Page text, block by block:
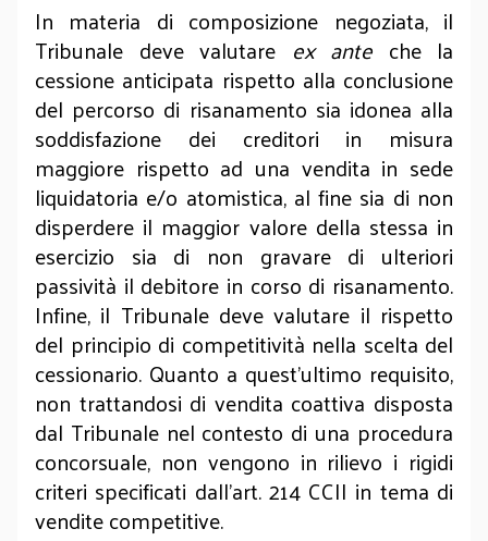
In materia di composizione negoziata, il
Tribunale deve valutare ex ante che la
cessione anticipata rispetto alla conclusione
del percorso di risanamento sia idonea alla
soddisfazione dei creditori in misura
maggiore rispetto ad una vendita in sede
liquidatoria e/o atomistica, al fine sia di non
disperdere il maggior valore della stessa in
esercizio sia di non gravare di ulteriori
passività il debitore in corso di risanamento.
Infine, il Tribunale deve valutare il rispetto
del principio di competitività nella scelta del
cessionario. Quanto a quest’ultimo requisito,
non trattandosi di vendita coattiva disposta
dal Tribunale nel contesto di una procedura
concorsuale, non vengono in rilievo i rigidi
criteri specificati dall’art. 214 CCII in tema di
vendite competitive.